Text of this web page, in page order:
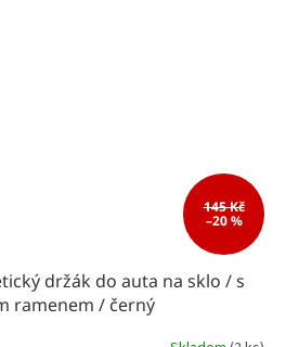
145 Kč
–20 %
držák do auta na sklo / s
ramenem / černý